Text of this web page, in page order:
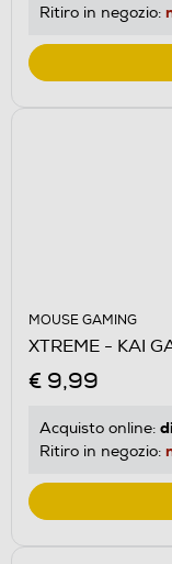
Ritiro in negozio:
MOUSE GAMING
XTREME - KAI
€ 9,99
Acquisto online:
Ritiro in negozio: